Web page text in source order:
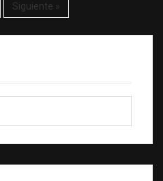
Siguiente »